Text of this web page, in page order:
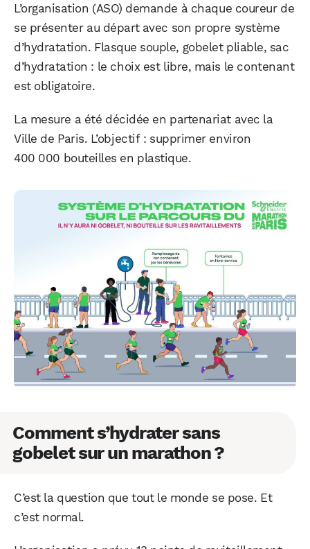
L’organisation (ASO) demande à chaque coureur de
se présenter au départ avec son propre système
d’hydratation. Flasque souple, gobelet pliable, sac
d’hydratation : le choix est libre, mais le contenant
est obligatoire.
La mesure a été décidée en partenariat avec la
Ville de Paris. L’objectif : supprimer environ
400 000 bouteilles en plastique.
Comment s’hydrater sans
gobelet sur un marathon ?
C’est la question que tout le monde se pose. Et
c’est normal.